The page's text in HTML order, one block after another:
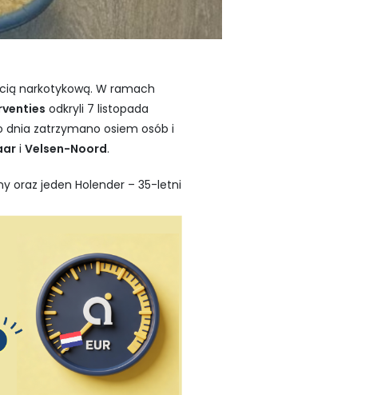
narkotykową. W ramach
odkryli 7 listopada
dnia zatrzymano osiem osób i
i Velsen-Noord.
oraz jeden Holender – 35-letni